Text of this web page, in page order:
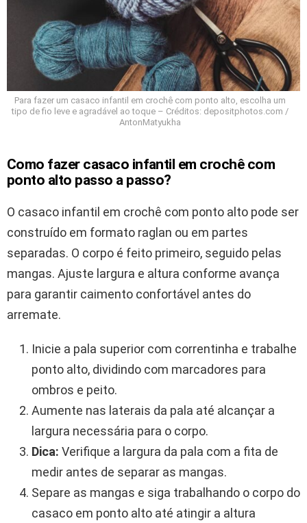
Para fazer um casaco infantil em crochê com ponto alto, escolha um
tipo de fio leve e agradável ao toque – Créditos: depositphotos.com /
AntonMatyukha
Como fazer casaco infantil em crochê com
ponto alto passo a passo?
O casaco infantil em crochê com ponto alto pode ser
construído em formato raglan ou em partes
separadas. O corpo é feito primeiro, seguido pelas
mangas. Ajuste largura e altura conforme avança
para garantir caimento confortável antes do
arremate.
Inicie a pala superior com correntinha e trabalhe
ponto alto, dividindo com marcadores para
ombros e peito.
Aumente nas laterais da pala até alcançar a
largura necessária para o corpo.
Dica: Verifique a largura da pala com a fita de
medir antes de separar as mangas.
Separe as mangas e siga trabalhando o corpo do
casaco em ponto alto até atingir a altura